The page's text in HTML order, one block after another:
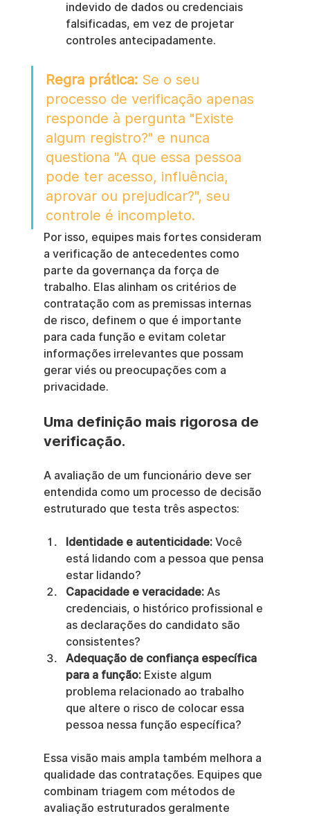
indevido de dados ou credenciais
falsificadas, em vez de projetar
controles antecipadamente.
Regra prática: Se o seu
processo de verificação apenas
responde à pergunta "Existe
algum registro?" e nunca
questiona "A que essa pessoa
pode ter acesso, influência,
aprovar ou prejudicar?", seu
controle é incompleto.
Por isso, equipes mais fortes consideram
a verificação de antecedentes como
parte da governança da força de
trabalho. Elas alinham os critérios de
contratação com as premissas internas
de risco, definem o que é importante
para cada função e evitam coletar
informações irrelevantes que possam
gerar viés ou preocupações com a
privacidade.
Uma definição mais rigorosa de
verificação.
A avaliação de um funcionário deve ser
entendida como um processo de decisão
estruturado que testa três aspectos:
Identidade e autenticidade: Você
está lidando com a pessoa que pensa
estar lidando?
Capacidade e veracidade: As
credenciais, o histórico profissional e
as declarações do candidato são
consistentes?
Adequação de confiança específica
para a função: Existe algum
problema relacionado ao trabalho
que altere o risco de colocar essa
pessoa nessa função específica?
Essa visão mais ampla também melhora a
qualidade das contratações. Equipes que
combinam triagem com métodos de
avaliação estruturados geralmente